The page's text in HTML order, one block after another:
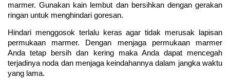
marmer. Gunakan kain lembut dan bersihkan dengan gerakan
ringan untuk menghindari goresan.
Hindari menggosok terlalu keras agar tidak merusak lapisan
permukaan marmer. Dengan menjaga permukaan marmer
Anda tetap bersih dan kering maka Anda dapat mencegah
terjadinya noda dan menjaga keindahannya dalam jangka waktu
yang lama.